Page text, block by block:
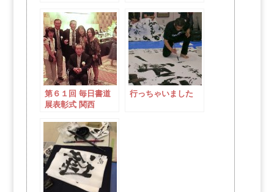
第６１回 毎日書道
展表彰式 関西
行っちゃいました